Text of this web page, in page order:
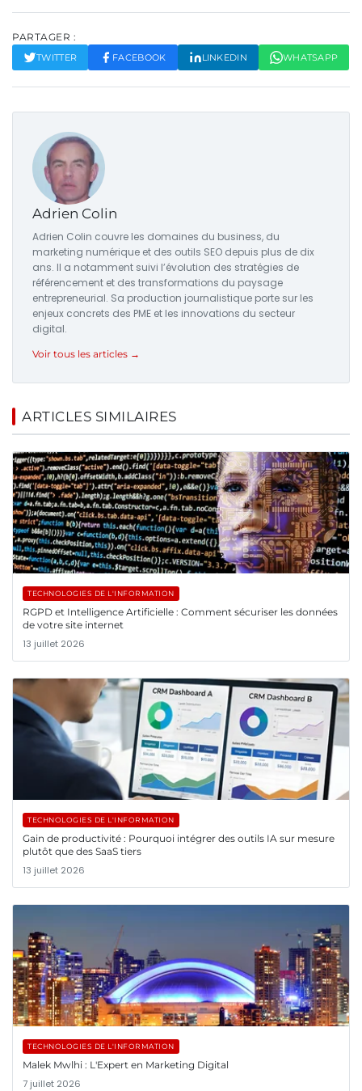
PARTAGER :
TWITTER FACEBOOK LINKEDIN WHATSAPP
Adrien Colin
Adrien Colin couvre les domaines du business, du
marketing numérique et des outils SEO depuis plus de dix
ans. Il a notamment suivi l’évolution des stratégies de
référencement et des transformations du paysage
entrepreneurial. Sa production journalistique porte sur les
enjeux concrets des PME et les innovations du secteur
digital.
Voir tous les articles →
ARTICLES SIMILAIRES
TECHNOLOGIES DE L'INFORMATION
RGPD et Intelligence Artificielle : Comment sécuriser les données
de votre site internet
13 juillet 2026
TECHNOLOGIES DE L'INFORMATION
Gain de productivité : Pourquoi intégrer des outils IA sur mesure
plutôt que des SaaS tiers
13 juillet 2026
TECHNOLOGIES DE L'INFORMATION
Malek Mwlhi : L'Expert en Marketing Digital
7 juillet 2026